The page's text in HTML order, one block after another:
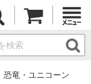
恐竜・ユニコーン